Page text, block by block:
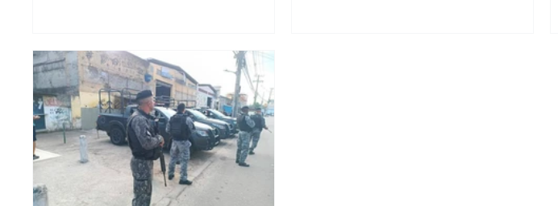
Guilherme Delaroli (PL), deve assumir
interinamente o comando do Governo do Estado
a partir da próxima segunda-feira, 02. ENTRE
PARA O NOSSO GRUPO DE NOTÍCIAS A mudança
ocorre em razão da viagem do governador
Cláudio Cast